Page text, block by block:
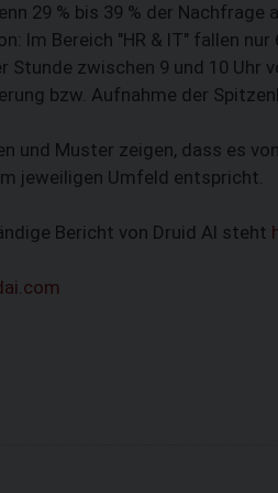
29 % bis 39 % der
Im Bereich "HR & IT" fallen
Stunde zwischen 9 und 10
bzw. Aufnahme der
und Muster zeigen, dass es
jeweiligen Umfeld entspricht.
Bericht von Druid AI steht